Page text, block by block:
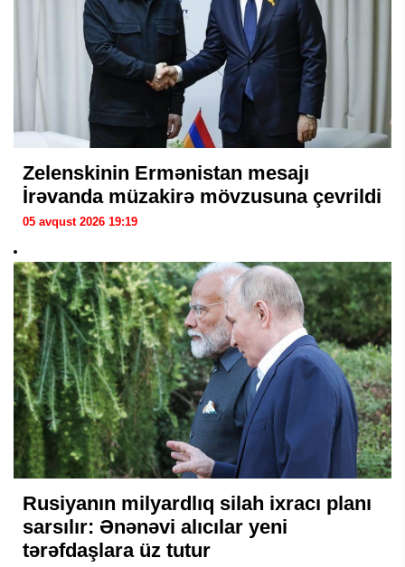
Zelenskinin Ermənistan mesajı
İrəvanda müzakirə mövzusuna çevrildi
05 avqust 2026 19:19
Rusiyanın milyardlıq silah ixracı planı
sarsılır: Ənənəvi alıcılar yeni
tərəfdaşlara üz tutur